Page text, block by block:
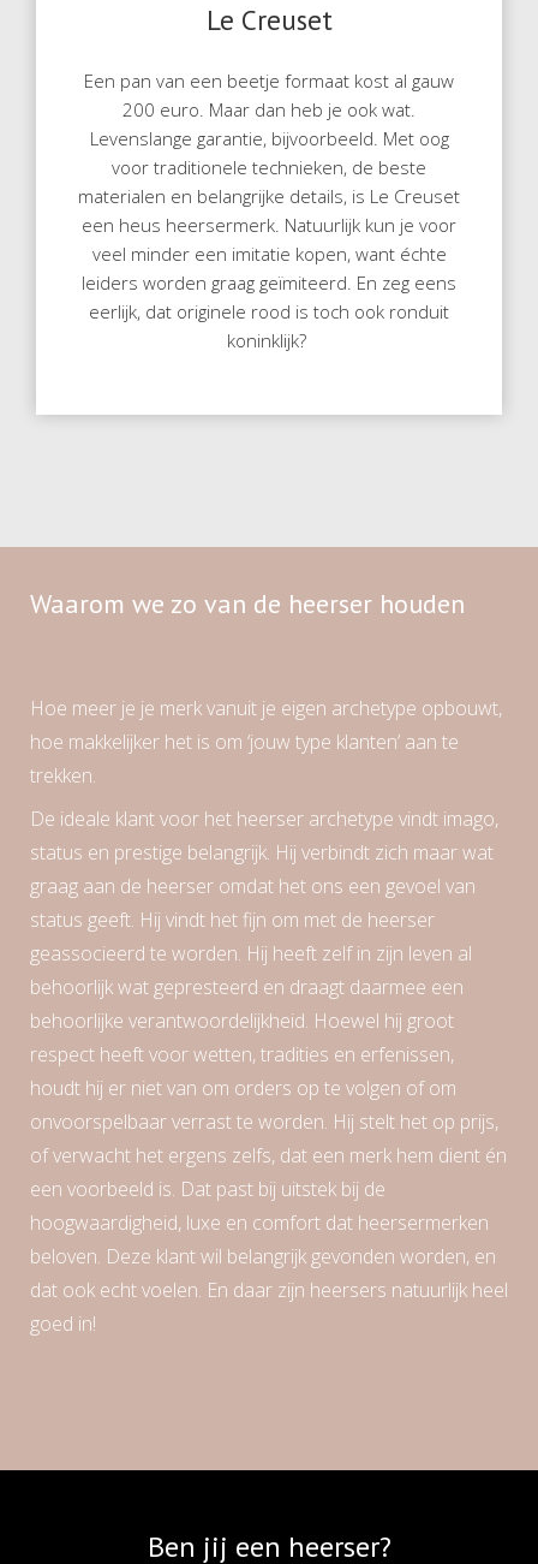
Le Creuset
Een pan van een beetje formaat kost al gauw
200 euro. Maar dan heb je ook wat.
Levenslange garantie, bijvoorbeeld. Met oog
voor traditionele technieken, de beste
materialen en belangrijke details, is Le Creuset
een heus heersermerk. Natuurlijk kun je voor
veel minder een imitatie kopen, want échte
leiders worden graag geïmiteerd. En zeg eens
eerlijk, dat originele rood is toch ook ronduit
koninklijk?
Waarom we zo van de heerser houden
Hoe meer je je merk vanuit je eigen archetype opbouwt,
hoe makkelijker het is om ‘jouw type klanten’ aan te
trekken.
De ideale klant voor het heerser archetype vindt imago,
status en prestige belangrijk. Hij verbindt zich maar wat
graag aan de heerser omdat het ons een gevoel van
status geeft. Hij vindt het fijn om met de heerser
geassocieerd te worden. Hij heeft zelf in zijn leven al
behoorlijk wat gepresteerd en draagt daarmee een
behoorlijke verantwoordelijkheid. Hoewel hij groot
respect heeft voor wetten, tradities en erfenissen,
houdt hij er niet van om orders op te volgen of om
onvoorspelbaar verrast te worden. Hij stelt het op prijs,
of verwacht het ergens zelfs, dat een merk hem dient én
een voorbeeld is. Dat past bij uitstek bij de
hoogwaardigheid, luxe en comfort dat heersermerken
beloven. Deze klant wil belangrijk gevonden worden, en
dat ook echt voelen. En daar zijn heersers natuurlijk heel
goed in!
Ben jij een heerser?